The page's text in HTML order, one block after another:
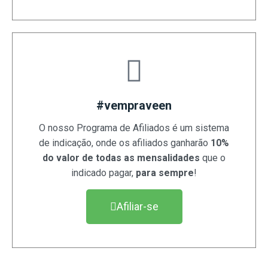
#vempraveen
O nosso Programa de Afiliados é um sistema
de indicação, onde os afiliados ganharão 10%
do valor de todas as mensalidades que o
indicado pagar, para sempre!
Afiliar-se